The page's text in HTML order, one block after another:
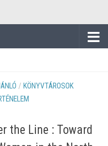
/ KÖNYVTÁROSOK
the Line : Toward